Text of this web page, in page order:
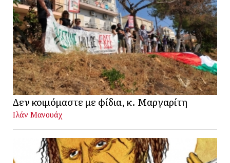
Δεν κοιμόμαστε με φίδια, κ. Μαργαρίτη
Ιλάν Μανουάχ